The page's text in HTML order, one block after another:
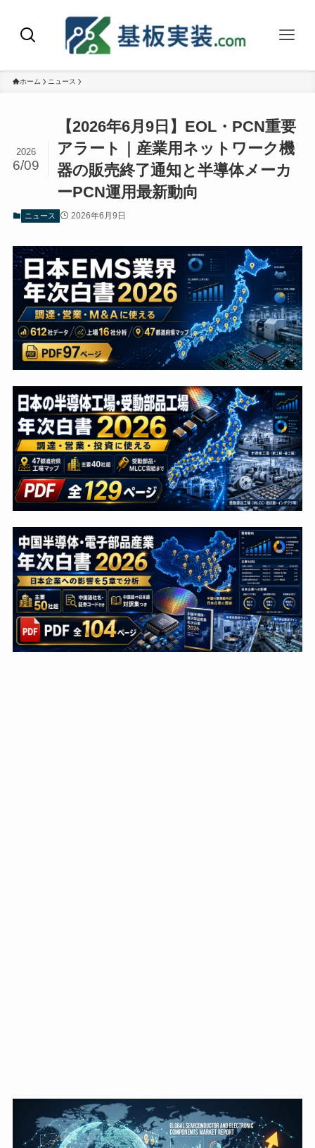
ホーム ニュース
【2026年6月9日】EOL・PCN重要
アラート｜産業用ネットワーク機
器の販売終了通知と半導体メーカ
ーPCN運用最新動向
2026
6/09
ニュース 2026年6月9日